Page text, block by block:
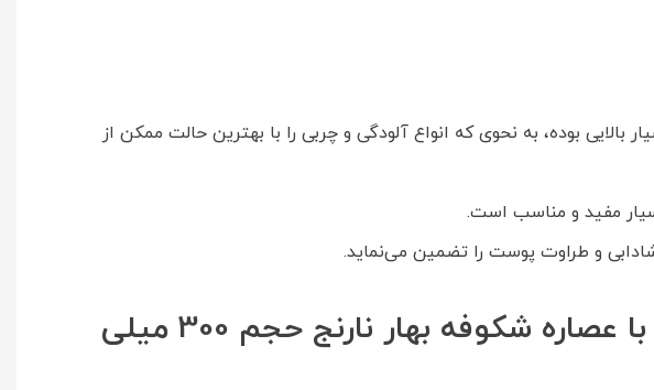
بالایی بوده، به نحوی که انواع آلودگی و چربی را با بهترین حالت ممکن از
مفید و مناسب است.
و طراوت پوست را تضمین می‌نماید.
مواد سازنده‌ شامپو بدن درماکلين حاوی مواد مرطوب کننده با عصاره شکوفه بهار نارنج حجم 300 میلی